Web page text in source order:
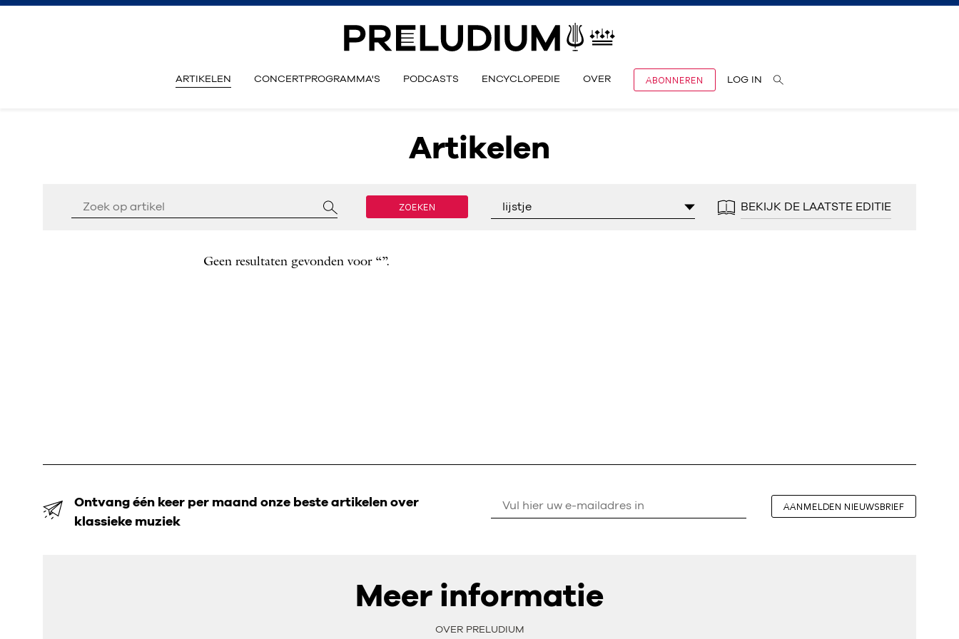
ARTIKELEN CONCERTPROGRAMMA'S PODCASTS ENCYCLOPEDIE OVER ABONNEREN LOG IN
Artikelen
ZOEKEN lijstje BEKIJK DE LAATSTE EDITIE
Geen resultaten gevonden voor “”.
Ontvang één keer per maand onze beste artikelen over
klassieke muziek
AANMELDEN NIEUWSBRIEF
Meer informatie
OVER PRELUDIUM